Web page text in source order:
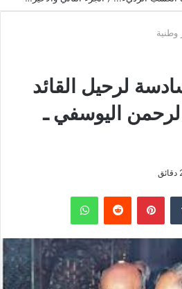
وطنية
لرحيل القائد
اليوسفي ـ
بينتيريست